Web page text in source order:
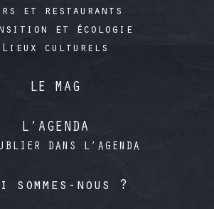
et restaurants
et écologie
Lieux culturels
LE MAG
L’AGENDA
DANS L’AGENDA
sommes-nous ?